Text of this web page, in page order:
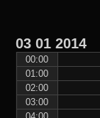
03 01 2014
00:00
01:00
02:00
03:00